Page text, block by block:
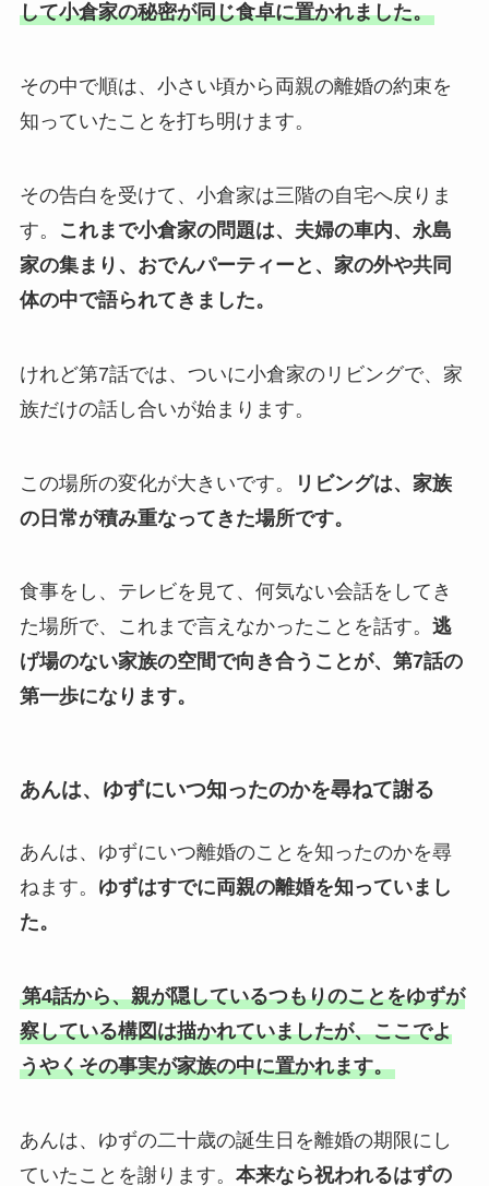
して小倉家の秘密が同じ食卓に置かれました。
その中で順は、小さい頃から両親の離婚の約束を
知っていたことを打ち明けます。
その告白を受けて、小倉家は三階の自宅へ戻りま
す。
これまで小倉家の問題は、夫婦の車内、永島
家の集まり、おでんパーティーと、家の外や共同
体の中で語られてきました。
けれど第7話では、ついに小倉家のリビングで、家
族だけの話し合いが始まります。
この場所の変化が大きいです。
リビングは、家族
の日常が積み重なってきた場所です。
食事をし、テレビを見て、何気ない会話をしてき
た場所で、これまで言えなかったことを話す。 逃
げ場のない家族の空間で向き合うことが、第7話の
第一歩になります。
あんは、ゆずにいつ知ったのかを尋ねて謝る
あんは、ゆずにいつ離婚のことを知ったのかを尋
ねます。 ゆずはすでに両親の離婚を知っていまし
た。
第4話から、親が隠しているつもりのことをゆずが
察している構図は描かれていましたが、ここでよ
うやくその事実が家族の中に置かれます。
あんは、ゆずの二十歳の誕生日を離婚の期限にし
ていたことを謝ります。 本来なら祝われるはずの